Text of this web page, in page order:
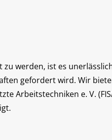
werden, ist es
gefordert wird. Wir
Arbeitstechniken e. V.